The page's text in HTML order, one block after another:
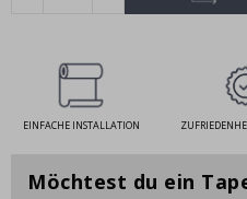
EINFACHE INSTALLATION
Möchtest du ein